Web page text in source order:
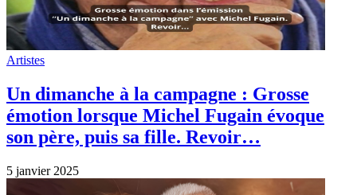
Artistes
Un dimanche à la campagne : Grosse
émotion lorsque Michel Fugain évoque
son père, puis sa fille. Revoir…
5 janvier 2025